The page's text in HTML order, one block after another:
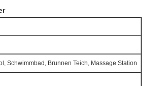
Schwimmbad, Brunnen Teich, Massage Station